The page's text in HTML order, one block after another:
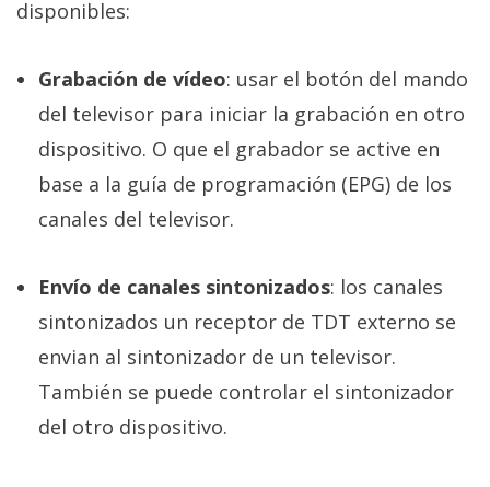
disponibles:
Grabación de vídeo: usar el botón del mando
del televisor para iniciar la grabación en otro
dispositivo. O que el grabador se active en
base a la guía de programación (EPG) de los
canales del televisor.
Envío de canales sintonizados: los canales
sintonizados un receptor de TDT externo se
envian al sintonizador de un televisor.
También se puede controlar el sintonizador
del otro dispositivo.